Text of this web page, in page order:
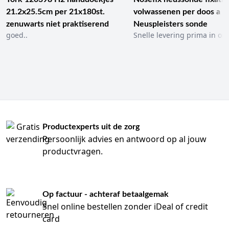
Vezelvrije formules die geen residu achterlaten dat de
werking van handalcohol belemmert.
Maten, varianten en filtermogelijkheden
contaminatie.
Gebruiksinstructies en aandachtspunten
Maak de handen eerst nat met lauw water voordat je
Was gedurende minimaal 20 seconden en vergeet de
vingertoppen, duimen en ruimtes tussen de vingers
Droog de handen zorgvuldig af met een papieren
21.2x25.5cm per 21x180st.
zenuwarts niet praktiserend
goed..
volwassenen per doos a
Neuspleisters sonde
Snelle levering prima in
Productexperts uit de zorg
Persoonlijk advies en antwoord op al jouw
productvragen.
Op factuur - achteraf betaalgemak
Snel online bestellen zonder iDeal of credit
card